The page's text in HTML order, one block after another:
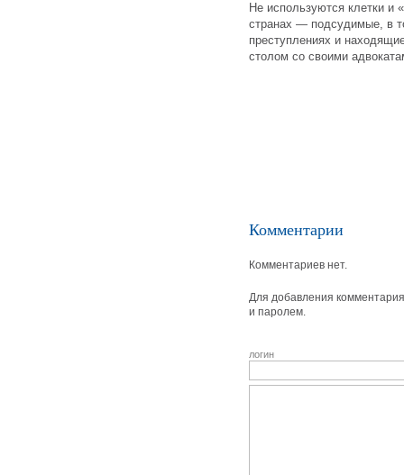
Не используются клетки и
странах — подсудимые, в
преступлениях и
столом со своими
Комментарии
Комментариев нет.
Для добавления
и паролем.
логин